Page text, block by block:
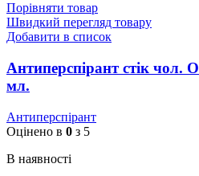
Порівняти товар
Швидкий перегляд товару
Добавити в список
Антиперспірант стік чол.
мл.
Антиперспірант
Оцінено в 0 з 5
В наявності